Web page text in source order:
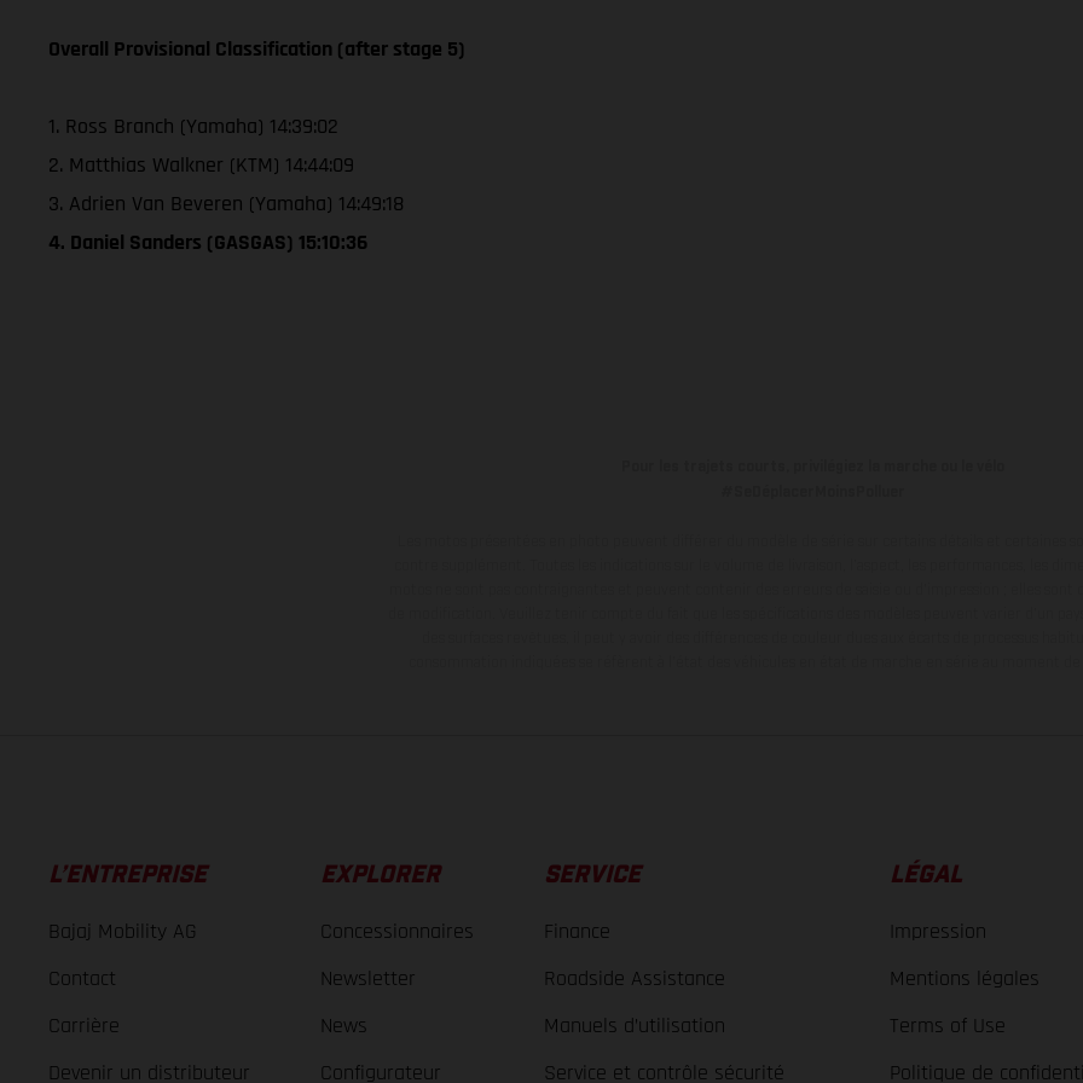
Overall Provisional Classification (after stage 5)
1. Ross Branch (Yamaha) 14:39:02
2. Matthias Walkner (KTM) 14:44:09
3. Adrien Van Beveren (Yamaha) 14:49:18
4. Daniel Sanders (GASGAS) 15:10:36
L’ENTREPRISE
Bajaj Mobility AG
Contact
Carrière
Devenir un distributeur
EXPLORER
Concessionnaires
Newsletter
News
Configurateur
SERVICE
Finance
Roadside Assistance
Manuels d’utilisation
Service et contrôle sécurité
LÉGAL
Impression
Mentions légales
Terms of Use
Politique de